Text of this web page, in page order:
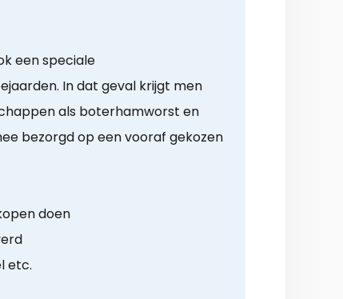
een speciale
In dat geval krijgt men
als boterhamworst en
bezorgd op een vooraf gekozen
doen
etc.